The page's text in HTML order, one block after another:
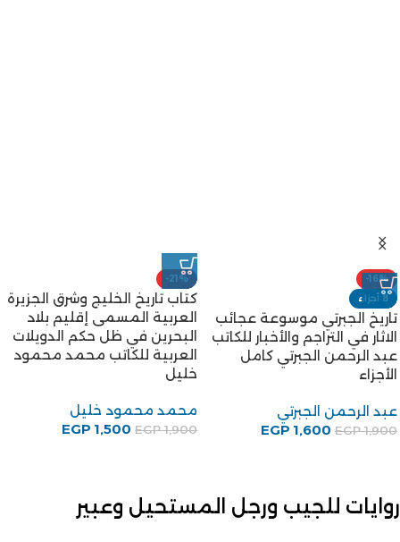
-16%
8 أجزاء
تاريخ الجبرتي موسوعة عجائب
الاثار في التراجم والأخبار للكاتب
عبد الرحمن الجبرتي كامل
الأجزاء
عبد الرحمن الجبرتي
EGP1,900
EGP 1,600
-21%
كتاب تاريخ الخليج وشرق الجزيرة
العربية المسمى إقليم بلاد
البحرين في ظل حكم الدويلات
العربية للكاتب محمد محمود
خليل
محمد محمود خليل
EGP1,900
EGP 1,500
روايات للجيب ورجل المستحيل وعبير